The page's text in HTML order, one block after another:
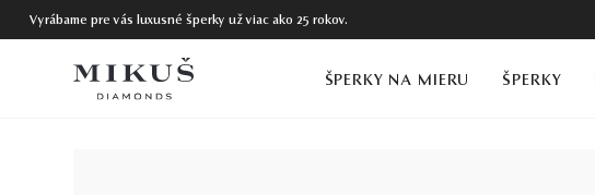
Vyrábame pre vás luxusné šperky už viac ako 25 rokov.
ŠPERKY NA MIERU ŠPERKY